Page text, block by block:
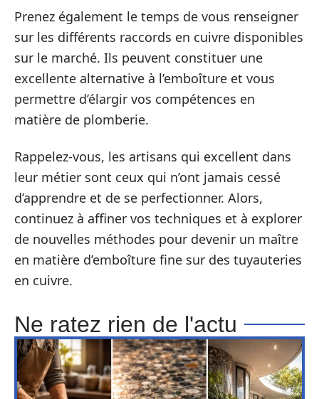
Prenez également le temps de vous renseigner
sur les différents raccords en cuivre disponibles
sur le marché. Ils peuvent constituer une
excellente alternative à l’emboîture et vous
permettre d’élargir vos compétences en
matière de plomberie.
Rappelez-vous, les artisans qui excellent dans
leur métier sont ceux qui n’ont jamais cessé
d’apprendre et de se perfectionner. Alors,
continuez à affiner vos techniques et à explorer
de nouvelles méthodes pour devenir un maître
en matière d’emboîture fine sur des tuyauteries
en cuivre.
Ne ratez rien de l'actu